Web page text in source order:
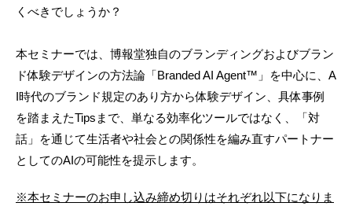
くべきでしょうか？
本セミナーでは、博報堂独自のブランディングおよびブラン
ド体験デザインの方法論「Branded AI Agent™」を中心に、A
I時代のブランド規定のあり方から体験デザイン、具体事例
を踏まえたTipsまで、単なる効率化ツールではなく、「対
話」を通じて生活者や社会との関係性を編み直すパートナー
としてのAIの可能性を提示します。
※本セミナーのお申し込み締め切りはそれぞれ以下になりま